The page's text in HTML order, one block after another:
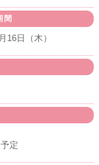
間
16日（木）
定